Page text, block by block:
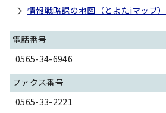
情報戦略課の地図（とよたiマップ）
電話番号
0565-34-6946
ファクス番号
0565-33-2221